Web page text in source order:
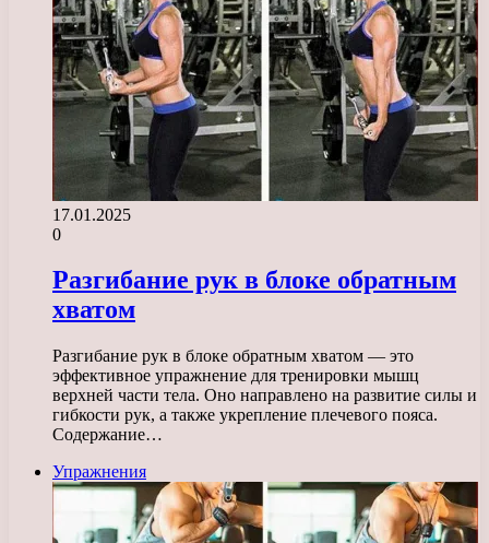
17.01.2025
0
Разгибание рук в блоке обратным
хватом
Разгибание рук в блоке обратным хватом — это
эффективное упражнение для тренировки мышц
верхней части тела. Оно направлено на развитие силы и
гибкости рук, а также укрепление плечевого пояса.
Содержание…
Упражнения